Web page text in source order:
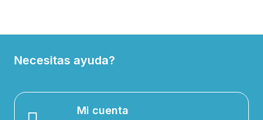
Necesitas ayuda?
Mi cuenta